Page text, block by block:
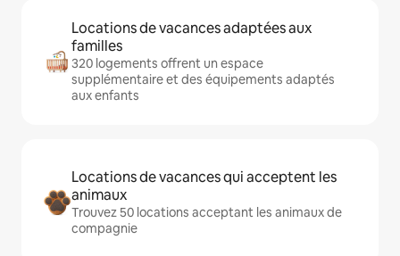
Locations de vacances adaptées aux
familles
320 logements offrent un espace
supplémentaire et des équipements adaptés
aux enfants
Locations de vacances qui acceptent les
animaux
Trouvez 50 locations acceptant les animaux de
compagnie